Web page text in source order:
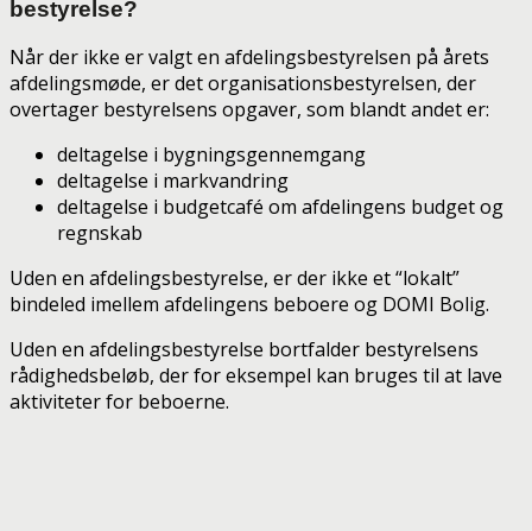
bestyrelse?
Når der ikke er valgt en afdelingsbestyrelsen på årets
afdelingsmøde, er det organisationsbestyrelsen, der
overtager bestyrelsens opgaver, som blandt andet er:
deltagelse i bygningsgennemgang
deltagelse i markvandring
deltagelse i budgetcafé om afdelingens budget og
regnskab
Uden en afdelingsbestyrelse, er der ikke et “lokalt”
bindeled imellem afdelingens beboere og DOMI Bolig.
Uden en afdelingsbestyrelse bortfalder bestyrelsens
rådighedsbeløb, der for eksempel kan bruges til at lave
aktiviteter for beboerne.